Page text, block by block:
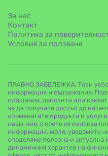
За нас
Контакт
Политика за
Условия за ползване
ПРАВНО ЗАБЕЛЕЖКА: Този
информация и съдържание.
плащания, депозити или
за да получите достъп до
споменатите продукти и
наше име, с което се изисква
информация, моля, уведомете
споделяме полезна и актуална
динамичния характер на